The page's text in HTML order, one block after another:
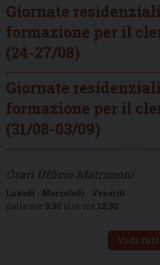
Giornate
formazione per il
(24-27/08)
Giornate
formazione per il
(31/08-03/09)
Lunedì - Mercoledì - Venerdì
dalle ore 9:30 alle ore 12:30
Vedi